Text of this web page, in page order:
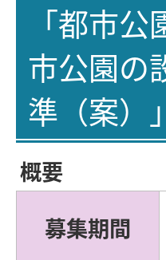
「都市
市公園の
準（案）
概要
募集期間